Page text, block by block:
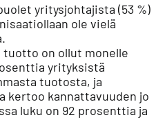
yritysjohtajista (53 %)
ole vielä
on ollut monelle
yrityksistä
tuotosta, ja
kertoo kannattavuuden jo
luku on 92 prosenttia ja